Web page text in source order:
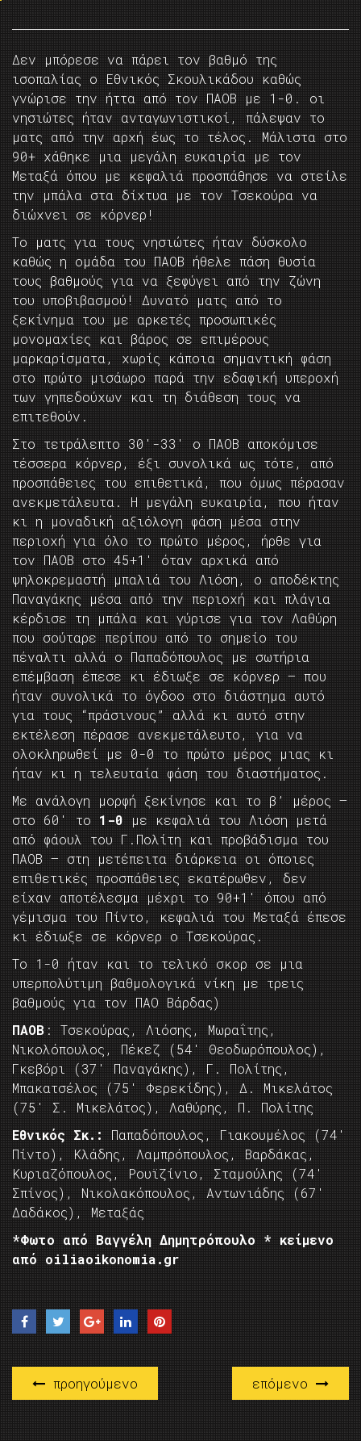
Δεν μπόρεσε να πάρει τον βαθμό της
ισοπαλίας ο Εθνικός Σκουλικάδου καθώς
γνώρισε την ήττα από τον ΠΑΟΒ με 1-0. οι
νησιώτες ήταν ανταγωνιστικοί, πάλεψαν το
ματς από την αρχή έως το τέλος. Μάλιστα στο
90+ χάθηκε μια μεγάλη ευκαιρία με τον
Μεταξά όπου με κεφαλιά προσπάθησε να στείλε
την μπάλα στα δίχτυα με τον Τσεκούρα να
διώχνει σε κόρνερ!
Το ματς για τους νησιώτες ήταν δύσκολο
καθώς η ομάδα του ΠΑΟΒ ήθελε πάση θυσία
τους βαθμούς για να ξεφύγει από την ζώνη
του υποβιβασμού! Δυνατό ματς από το
ξεκίνημα του με αρκετές προσωπικές
μονομαχίες και βάρος σε επιμέρους
μαρκαρίσματα, χωρίς κάποια σημαντική φάση
στο πρώτο μισάωρο παρά την εδαφική υπεροχή
των γηπεδούχων και τη διάθεση τους να
επιτεθούν.
Στο τετράλεπτο 30′-33′ ο ΠΑΟΒ αποκόμισε
τέσσερα κόρνερ, έξι συνολικά ως τότε, από
προσπάθειες του επιθετικά, που όμως πέρασαν
ανεκμετάλευτα. Η μεγάλη ευκαιρία, που ήταν
κι η μοναδική αξιόλογη φάση μέσα στην
περιοχή για όλο το πρώτο μέρος, ήρθε για
τον ΠΑΟΒ στο 45+1′ όταν αρχικά από
ψηλοκρεμαστή μπαλιά του Λιόση, ο αποδέκτης
Παναγάκης μέσα από την περιοχή και πλάγια
κέρδισε τη μπάλα και γύρισε για τον Λαθύρη
που σούταρε περίπου από το σημείο του
πέναλτι αλλά ο Παπαδόπουλος με σωτήρια
επέμβαση έπεσε κι έδιωξε σε κόρνερ – που
ήταν συνολικά το όγδοο στο διάστημα αυτό
για τους “πράσινους” αλλά κι αυτό στην
εκτέλεση πέρασε ανεκμετάλευτο, για να
ολοκληρωθεί με 0-0 το πρώτο μέρος μιας κι
ήταν κι η τελευταία φάση του διαστήματος.
Με ανάλογη μορφή ξεκίνησε και το β’ μέρος –
στο 60′ το 1-0 με κεφαλιά του Λιόση μετά
από φάουλ του Γ.Πολίτη και προβάδισμα του
ΠΑΟΒ – στη μετέπειτα διάρκεια οι όποιες
επιθετικές προσπάθειες εκατέρωθεν, δεν
είχαν αποτέλεσμα μέχρι το 90+1′ όπου από
γέμισμα του Πίντο, κεφαλιά του Μεταξά έπεσε
κι έδιωξε σε κόρνερ ο Τσεκούρας.
Το 1-0 ήταν και το τελικό σκορ σε μια
υπερπολύτιμη βαθμολογικά νίκη με τρεις
βαθμούς για τον ΠΑΟ Βάρδας)
ΠΑΟΒ : Τσεκούρας, Λιόσης, Μωραΐτης,
Νικολόπουλος, Πέκεζ (54′ Θεοδωρόπουλος),
Γκεβόρι (37′ Παναγάκης), Γ. Πολίτης,
Μπακατσέλος (75′ Φερεκίδης), Δ. Μικελάτος
(75′ Σ. Μικελάτος), Λαθύρης, Π. Πολίτης
Εθνικός Σκ.:
Παπαδόπουλος, Γιακουμέλος (74′
Πίντο), Κλάδης, Λαμπρόπουλος, Βαρδάκας,
Κυριαζόπουλος, Ρουϊζίνιο, Σταμούλης (74′
Σπίνος), Νικολακόπουλος, Αντωνιάδης (67′
Δαδάκος), Μεταξάς
*Φωτο από Βαγγέλη Δημητρόπουλο * κείμενο
από oiliaoikonomia.gr
προηγούμενο επόμενο